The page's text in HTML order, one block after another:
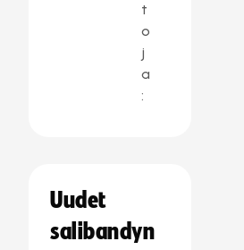
t
o
j
a
:
Uudet
salibandyn